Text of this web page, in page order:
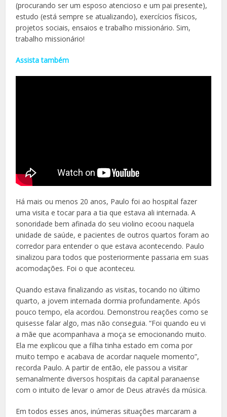
(procurando ser um esposo atencioso e um pai presente),
estudo (está sempre se atualizando), exercícios físicos,
projetos sociais, ensaios e trabalho missionário. Sim,
trabalho missionário!
Assista também
Há mais ou menos 20 anos, Paulo foi ao hospital fazer
uma visita e tocar para a tia que estava ali internada. A
sonoridade bem afinada do seu violino ecoou naquela
unidade de saúde, e pacientes de outros quartos foram ao
corredor para entender o que estava acontecendo. Paulo
sinalizou para todos que posteriormente passaria em suas
acomodações. Foi o que aconteceu.
Quando estava finalizando as visitas, tocando no último
quarto, a jovem internada dormia profundamente. Após
pouco tempo, ela acordou. Demonstrou reações como se
quisesse falar algo, mas não conseguia. “Foi quando eu vi
a mãe que acompanhava a moça se emocionando muito.
Ela me explicou que a filha tinha estado em coma por
muito tempo e acabava de acordar naquele momento”,
recorda Paulo. A partir de então, ele passou a visitar
semanalmente diversos hospitais da capital paranaense
com o intuito de levar o amor de Deus através da música.
Em todos esses anos, inúmeras situações marcaram a